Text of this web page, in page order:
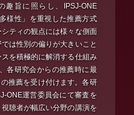
趣旨に照らし、IPSJ-ONE
様性」を重視した推薦方式
ティの観点には様々な側面
は性別の偏りが大きいこと
を積極的に解消する仕組み
各研究会からの推薦時に最
推薦を受け付けます。各研
ONE運営委員会にて審査を
聴者が幅広い分野の講演を